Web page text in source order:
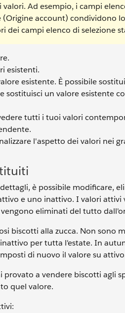
Ad esempio, i campi
account) condividono
dei campi elenco di selezione
esistenti.
esistente. È possibile
sostituisci un valore esistente
tutti i tuoi valori
l'aspetto dei valori nei
è possibile modificare,
e uno inattivo. I valori attivi
eliminati del tutto
biscotti alla zucca. Non sono
per tutta l'estate. In
di nuovo il valore su
provato a vendere biscotti agli
quel valore.